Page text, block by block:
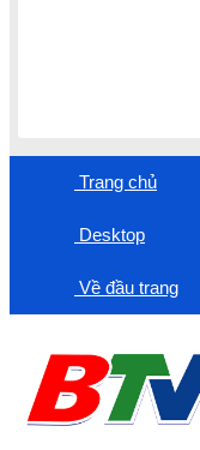
Trang chủ
Desktop
Về đầu trang